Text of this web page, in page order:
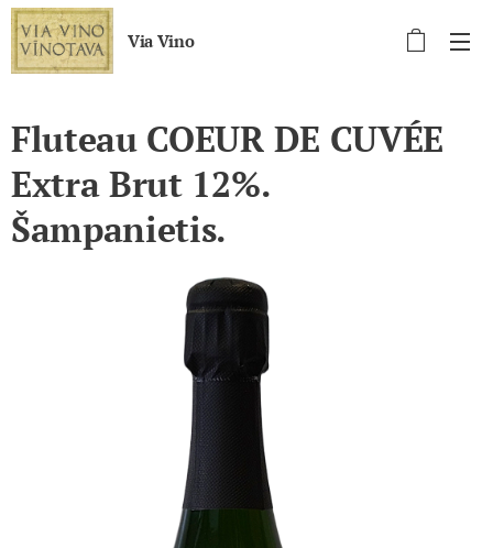
Via Vino
Fluteau COEUR DE CUVÉE
Extra Brut 12%.
Šampanietis.